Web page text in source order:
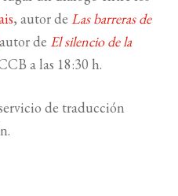
, autor de Las barreras de
de El silencio de la
a las 18:30 h.
de traducción